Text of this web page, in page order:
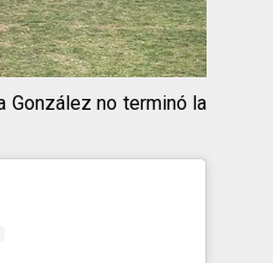
González no terminó la